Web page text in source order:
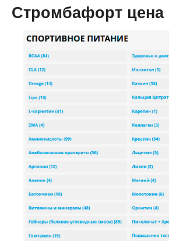
Стромбафорт